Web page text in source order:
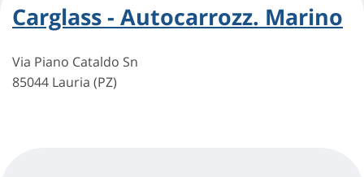
Carglass - Autocarrozz. Marino
Via Piano Cataldo Sn
85044 Lauria (PZ)